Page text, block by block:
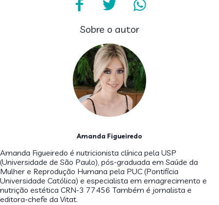
Sobre o autor
Amanda Figueiredo
Amanda Figueiredo é nutricionista clínica pela USP
(Universidade de São Paulo), pós-graduada em Saúde da
Mulher e Reprodução Humana pela PUC (Pontifícia
Universidade Católica) e especialista em emagrecimento e
nutrição estética CRN-3 77456 Também é jornalista e
editora-chefe da Vitat.